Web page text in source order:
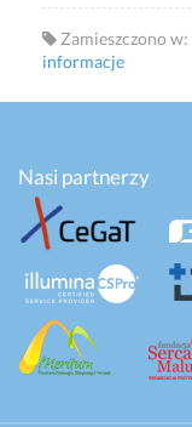
Zamieszczono w:
informacje
Nasi partnerzy